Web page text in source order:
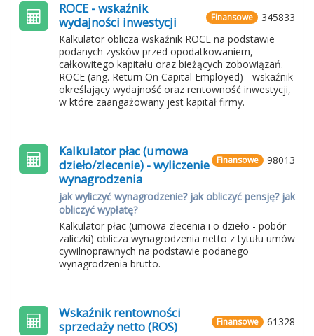
345833
Finansowe
ROCE - wskaźnik
wydajności inwestycji
Kalkulator oblicza wskaźnik ROCE na podstawie
podanych zysków przed opodatkowaniem,
całkowitego kapitału oraz bieżących zobowiązań.
ROCE (ang. Return On Capital Employed) - wskaźnik
określający wydajność oraz rentowność inwestycji,
w które zaangażowany jest kapitał firmy.
98013
Finansowe
Kalkulator płac (umowa
dzieło/zlecenie) - wyliczenie
wynagrodzenia
jak wyliczyć wynagrodzenie? jak obliczyć pensję? jak
obliczyć wypłatę?
Kalkulator płac (umowa zlecenia i o dzieło - pobór
zaliczki) oblicza wynagrodzenia netto z tytułu umów
cywilnoprawnych na podstawie podanego
wynagrodzenia brutto.
61328
Finansowe
Wskaźnik rentowności
sprzedaży netto (ROS)